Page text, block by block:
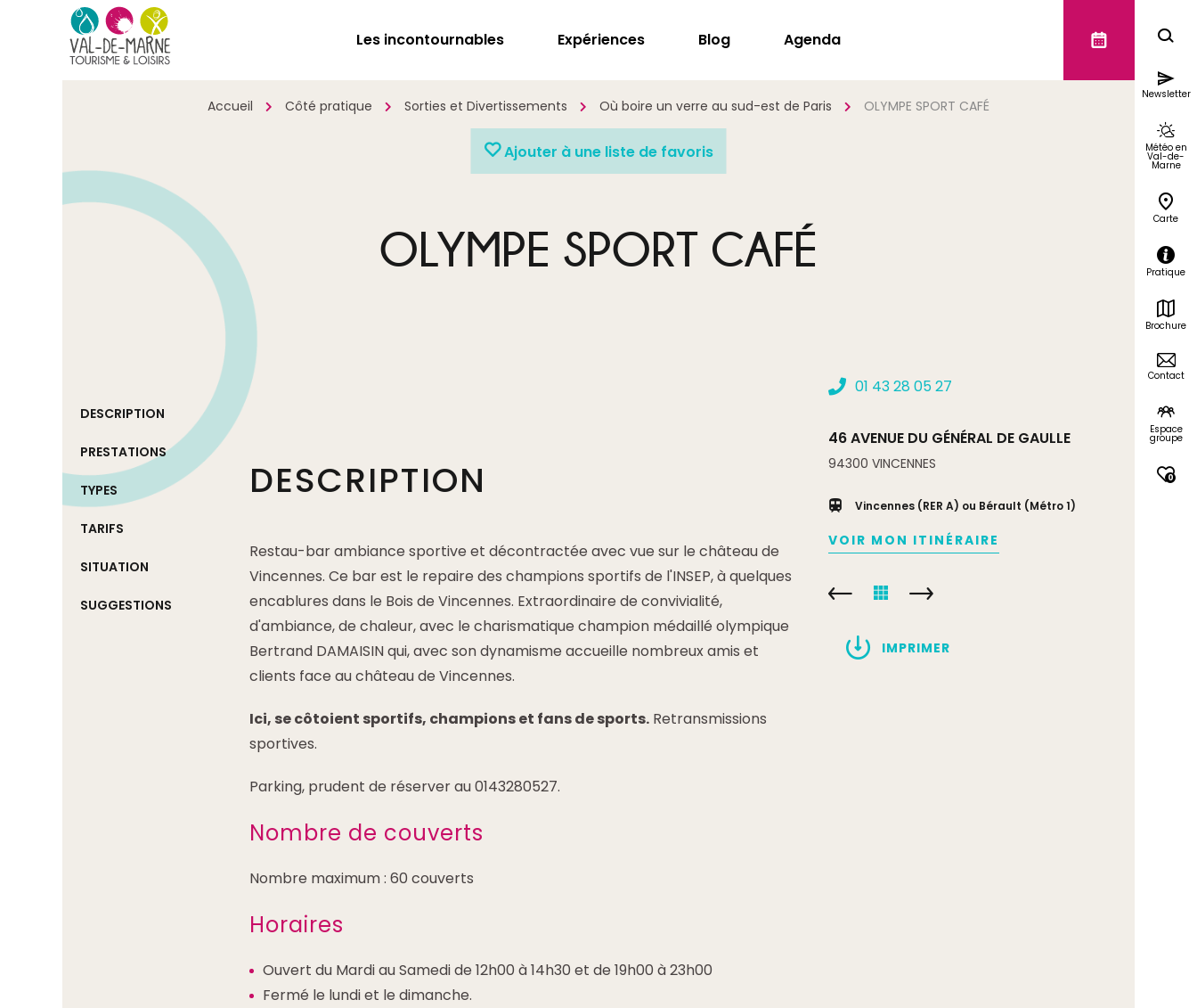
Les incontournables Expériences Blog Agenda
Accueil Côté pratique Sorties et Divertissements Où boire un verre au sud-est de Paris OLYMPE SPORT CAFÉ
Newsletter
Météo en
Val-de-
Marne
Carte
Pratique
Brochure
Contact
Espace
groupe
0
Ajouter à une liste de favoris
OLYMPE SPORT CAFÉ
DESCRIPTION
PRESTATIONS
TYPES
TARIFS
SITUATION
SUGGESTIONS
DESCRIPTION
Restau-bar ambiance sportive et décontractée avec vue sur le château de
Vincennes. Ce bar est le repaire des champions sportifs de l'INSEP, à quelques
encablures dans le Bois de Vincennes. Extraordinaire de convivialité,
d'ambiance, de chaleur, avec le charismatique champion médaillé olympique
Bertrand DAMAISIN qui, avec son dynamisme accueille nombreux amis et
clients face au château de Vincennes.
Ici, se côtoient sportifs, champions et fans de sports. Retransmissions
sportives.
Parking, prudent de réserver au 0143280527.
Nombre de couverts
Nombre maximum : 60 couverts
Horaires
Ouvert du Mardi au Samedi de 12h00 à 14h30 et de 19h00 à 23h00
Fermé le lundi et le dimanche.
01 43 28 05 27
46 AVENUE DU GÉNÉRAL DE GAULLE
94300 VINCENNES
Vincennes (RER A) ou Bérault (Métro 1)
VOIR MON ITINÉRAIRE
IMPRIMER